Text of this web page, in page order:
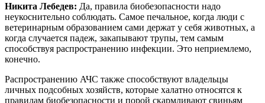
Никита Лебедев: Да, правила биобезопасности надо
неукоснительно соблюдать. Самое печальное, когда люди с
ветеринарным образованием сами держат у себя животных, а
когда случается падеж, закапывают трупы, тем самым
способствуя распространению инфекции. Это неприемлемо,
конечно.
Распространению АЧС также способствуют владельцы
личных подсобных хозяйств, которые халатно относятся к
правилам биобезопасности и порой скармливают свиньям